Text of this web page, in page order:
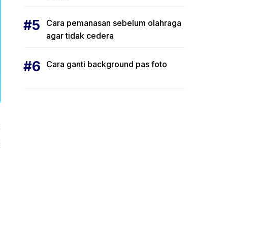
Cara pemanasan sebelum olahraga
agar tidak cedera
Cara ganti background pas foto